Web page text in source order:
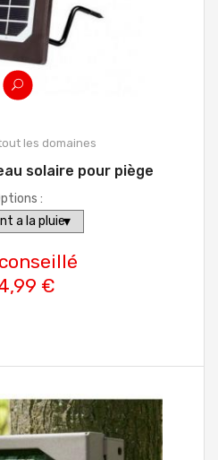
les domaines
solaire pour piège
:
€